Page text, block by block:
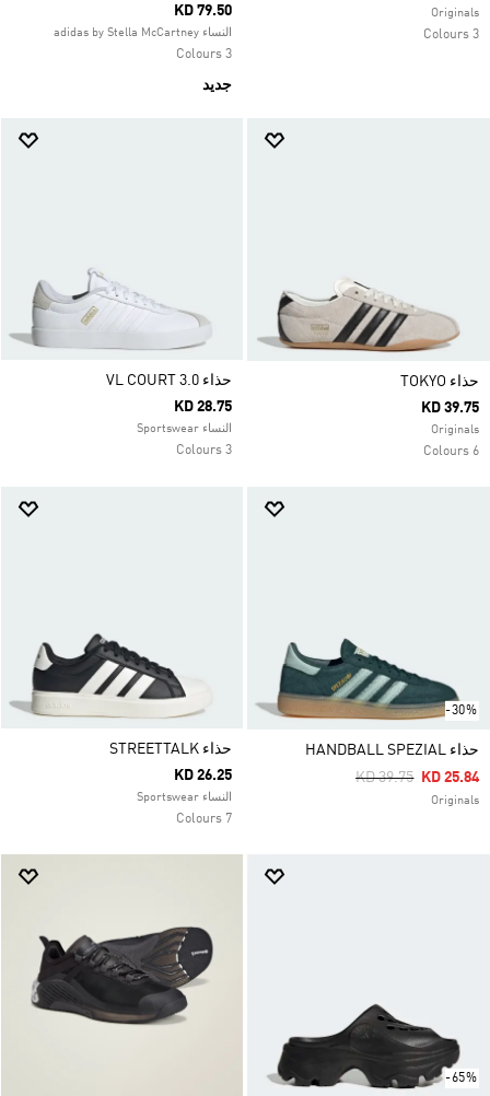
Originals
3 Colours
KD 79.50
النساء adidas by Stella McCartney
3 Colours
جديد
حذاء TOKYO
KD 39.75
Originals
6 Colours
حذاء VL COURT 3.0
KD 28.75
النساء Sportswear
3 Colours
-30%
حذاء HANDBALL SPEZIAL
Price Reduced
KD 39.75ToKD 25.84
Originals
حذاء STREETTALK
KD 26.25
النساء Sportswear
7 Colours
-65%